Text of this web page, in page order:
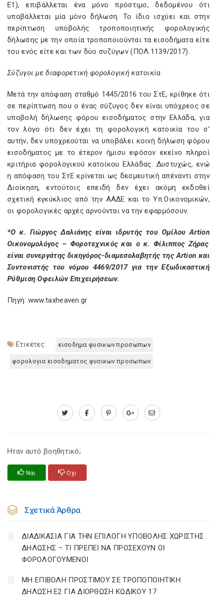
Ε1), επιβάλλεται ένα μόνο πρόστιμο, δεδομένου ότι
υποβάλλεται μία μόνο δήλωση. Το ίδιο ισχύει και στην
περίπτωση υποβολής τροποποιητικής φορολογικής
δήλωσης με την οποία τροποποιούνται τα εισοδήματα είτε
του ενός είτε και των δύο συζύγων (ΠΟΛ.1139/2017).
Σύζυγοι με διαφορετική φορολογική κατοικία
Μετά την απόφαση σταθμό 1445/2016 του ΣτΕ, κρίθηκε ότι
σε περίπτωση που ο ένας σύζυγος δεν είναι υπόχρεος σε
υποβολή δήλωσης φόρου εισοδήματος στην Ελλάδα, για
τον λόγο ότι δεν έχει τη φορολογική κατοικία του σ’
αυτήν, δεν υποχρεούται να υποβάλει κοινή δήλωση φόρου
εισοδήματος με το έτερον ήμισυ εφόσον εκείνο πληροί
κριτήρια φορολογικού κατοίκου Ελλάδας. Δυστυχώς, ενώ
η απόφαση του ΣτΕ κρίνεται ως δεσμευτική απέναντι στην
Διοίκηση, εντούτοις επειδή δεν έχει ακόμη εκδοθεί
σχετική εγκύκλιος από την ΑΑΔΕ και το Υπ.Οικονομικών,
οι φορολογικές αρχές αρνούνται να την εφαρμόσουν.
*O κ. Γιώργος Δαλιάνης είναι ιδρυτής του ΟμίλουArtion
Οικονομολόγος – Φοροτεχνικός και ο κ. Φίλιππος Ζήρας
είναι συνεργάτης δικηγόρος-διαμεσολαβητής τηςArtion και
Συντονιστής του νόμου 4469/2017 για την Εξωδικαστική
Ρύθμιση Οφειλών Επιχειρήσεων.
Πηγή: www.taxheaven.gr
Ετικέτες: εισοδημα φυσικων προσωπων
φορολογια εισοδηματος φυσικων προσωπων
Ηταν αυτό βοηθητικό;
Ναι Οχι
Σχετικά Άρθρα
ΔΙΑΔΙΚΑΣΙΑ ΓΙΑ ΤΗΝ ΕΠΙΛΟΓΗ ΥΠΟΒΟΛΗΣ ΧΩΡΙΣΤΗΣ
ΔΗΛΩΣΗΣ – ΤΙ ΠΡΕΠΕΙ ΝΑ ΠΡΟΣΕΧΟΥΝ ΟΙ
ΦΟΡΟΛΟΓΟΥΜΕΝΟΙ
ΜΗ ΕΠΙΒΟΛΗ ΠΡΟΣΤΙΜΟΥ ΣΕ ΤΡΟΠΟΠΟΙΗΤΙΚΗ
ΔΗΛΩΣΗ Ε2 ΓΙΑ ΔΙΟΡΘΩΣΗ ΚΩΔΙΚΟΥ 17